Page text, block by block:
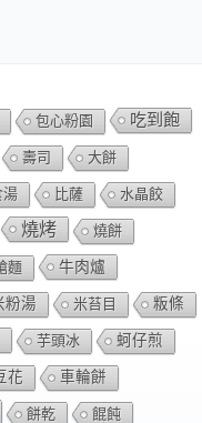
包心粉園 吃到飽
壽司 大餅
湯 比薩 水晶餃
燒烤 燒餅
麵 牛肉爐
粉湯 米苔目 粄條
芋頭冰 蚵仔煎
花 車輪餅
餅乾 餛飩